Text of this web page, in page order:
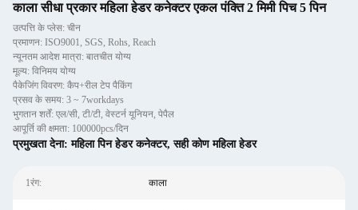
काला सीधा प्रकार महिला हेडर कनेक्टर एकल पंक्ति 2 मिमी पिच 5 पिन
उत्पत्ति के प्लेस: चीन
प्रमाणन: ISO9001, SGS, Rohs, Reach
न्यूनतम आदेश मात्रा: बातचीत योग्य
मूल्य: विनिमय योग्य
पैकेजिंग विवरण: कैप+रील टेप पैकिंग
प्रसव के समय: 3 ~ 7workdays
भुगतान शर्तें: एल/सी, टी/टी, वेस्टर्न यूनियन, पेपैल
आपूर्ति की क्षमता: 100000pcs/दिन
प्रमुखता देना:महिला पिन हेडर कनेक्टर,सही कोण महिला हेडर
1रंग: काला